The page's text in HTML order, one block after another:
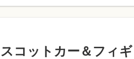
コットカー＆フィギ